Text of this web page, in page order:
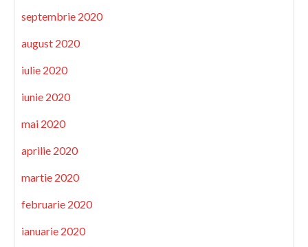
septembrie 2020
august 2020
iulie 2020
iunie 2020
mai 2020
aprilie 2020
martie 2020
februarie 2020
ianuarie 2020